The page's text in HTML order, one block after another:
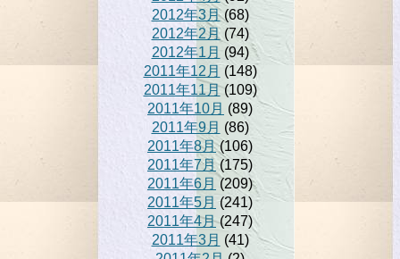
2012年3月(68)
2012年2月(74)
2012年1月 (94)
2011年12月 (148)
2011年11月(109)
2011年10月 (89)
2011年9月 (86)
2011年8月(106)
2011年7月(175)
2011年6月 (209)
2011年5月 (241)
2011年4月(247)
2011年3月 (41)